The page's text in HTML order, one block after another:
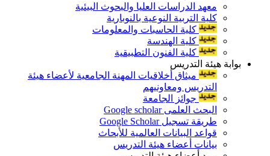
معهد الدراسات العليا والبحوث البيئية
كلية التربية النوعية بالنوبارية
كلية الحاسبات والمعلومات
كلية الهندسة
كلية الفنون التطبيقية
بوابة هيئة التدريس
ميثاق أخلاقيات المهنة الجامعية لأعضاء هيئة
التدريس ومعاونيهم
جوائز الجامعة
البحث العلمى Google scholar
طريقة تسجيل Google Scholar
قواعد البيانات العالمية للأبحاث
بيانات أعضاء هيئة التدريس